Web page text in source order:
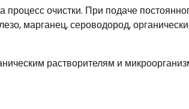
очистки. При подаче
марганец, сероводород,
растворителям и